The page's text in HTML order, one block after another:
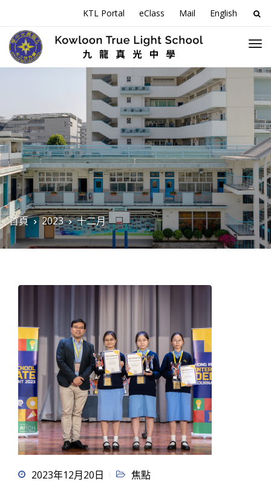
KTL Portal eClass Mail English
搜
尋
關
首頁 2023 十二月
2023年12月20日 焦點